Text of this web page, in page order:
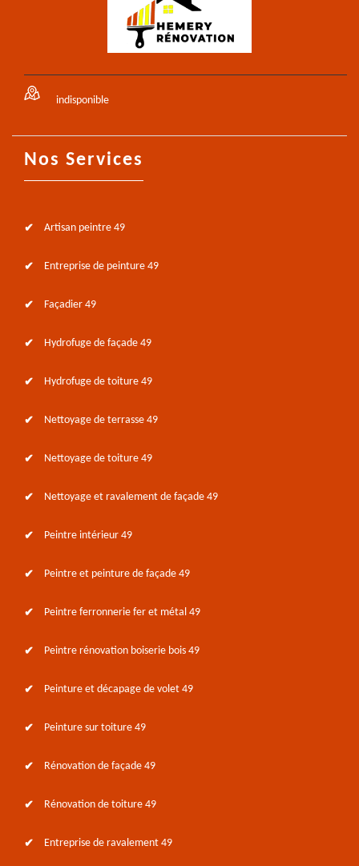
indisponible
Nos Services
Artisan peintre 49
Entreprise de peinture 49
Façadier 49
Hydrofuge de façade 49
Hydrofuge de toiture 49
Nettoyage de terrasse 49
Nettoyage de toiture 49
Nettoyage et ravalement de façade 49
Peintre intérieur 49
Peintre et peinture de façade 49
Peintre ferronnerie fer et métal 49
Peintre rénovation boiserie bois 49
Peinture et décapage de volet 49
Peinture sur toiture 49
Rénovation de façade 49
Rénovation de toiture 49
Entreprise de ravalement 49